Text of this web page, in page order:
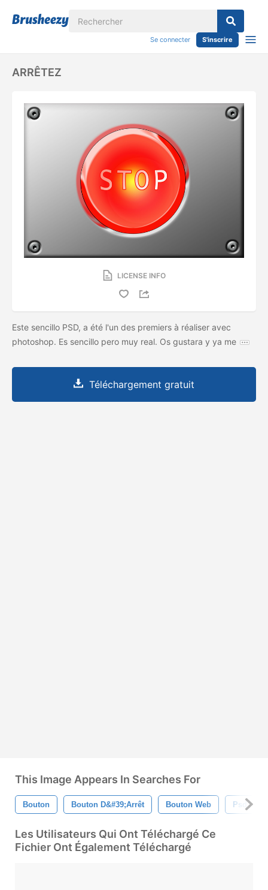
Se connecter S'inscrire
ARRÊTEZ
LICENSE INFO
Este sencillo PSD, a été l'un des premiers à réaliser avec
photoshop. Es sencillo pero muy real. Os gustara y ya me
Téléchargement gratuit
This Image Appears In Searches For
Bouton Bouton D&#39;arrêt Bouton Web Psd
Les Utilisateurs Qui Ont Téléchargé Ce
Fichier Ont Également Téléchargé